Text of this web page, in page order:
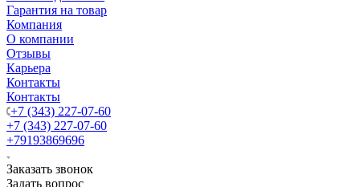
Гарантия на товар
Компания
О компании
Отзывы
Карьера
Контакты
Контакты
+7 (343) 227-07-60
+7 (343) 227-07-60
+79193869696
Заказать звонок
Задать вопрос